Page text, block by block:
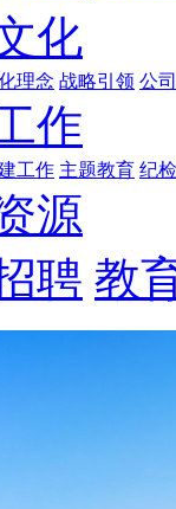
化
理念 战略引领 公
作
工作 主题教育 纪
源
聘 教